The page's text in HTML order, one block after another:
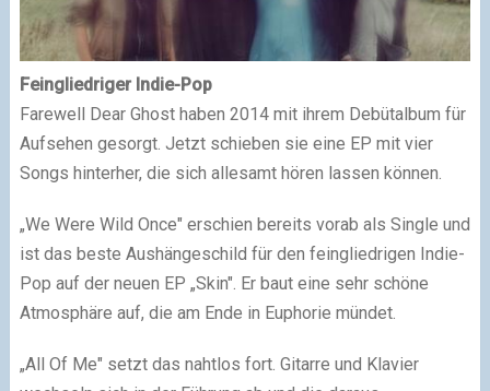
Feingliedriger Indie-Pop
Farewell Dear Ghost haben 2014 mit ihrem Debütalbum für
Aufsehen gesorgt. Jetzt schieben sie eine EP mit vier
Songs hinterher, die sich allesamt hören lassen können.
„We Were Wild Once" erschien bereits vorab als Single und
ist das beste Aushängeschild für den feingliedrigen Indie-
Pop auf der neuen EP „Skin". Er baut eine sehr schöne
Atmosphäre auf, die am Ende in Euphorie mündet.
„All Of Me" setzt das nahtlos fort. Gitarre und Klavier